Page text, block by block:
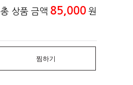
총 상품 금액 85,000 원
찜하기